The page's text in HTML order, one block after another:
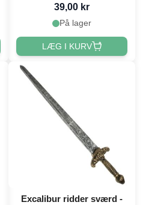
39,00 kr
På lager
LÆG I KURV
Excalibur ridder sværd -